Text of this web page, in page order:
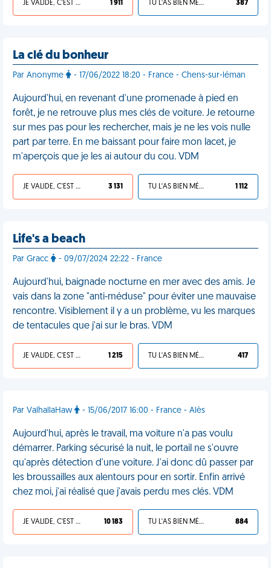
JE VALIDE, C'EST UNE VDM 1 911 TU L'AS BIEN MÉRITÉ 387
La clé du bonheur
Par Anonyme - 17/06/2022 18:20 - France - Chens-sur-léman
Aujourd'hui, en revenant d'une promenade à pied en
forêt, je ne retrouve plus mes clés de voiture. Je retourne
sur mes pas pour les rechercher, mais je ne les vois nulle
part par terre. En me baissant pour faire mon lacet, je
m'aperçois que je les ai autour du cou. VDM
JE VALIDE, C'EST UNE VDM 3 131 TU L'AS BIEN MÉRITÉ 1 112
Life's a beach
Par Gracc - 09/07/2024 22:22 - France
Aujourd'hui, baignade nocturne en mer avec des amis. Je
vais dans la zone "anti-méduse" pour éviter une mauvaise
rencontre. Visiblement il y a un problème, vu les marques
de tentacules que j'ai sur le bras. VDM
JE VALIDE, C'EST UNE VDM 1 215 TU L'AS BIEN MÉRITÉ 417
Par ValhallaHaw - 15/06/2017 16:00 - France - Alès
Aujourd'hui, après le travail, ma voiture n'a pas voulu
démarrer. Parking sécurisé la nuit, le portail ne s'ouvre
qu'après détection d'une voiture. J'ai donc dû passer par
les broussailles aux alentours pour en sortir. Enfin arrivé
chez moi, j'ai réalisé que j'avais perdu mes clés. VDM
JE VALIDE, C'EST UNE VDM 10 183 TU L'AS BIEN MÉRITÉ 884